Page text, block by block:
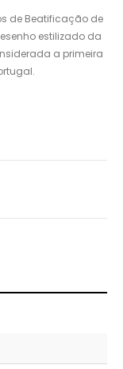
de Beatificação de
estilizado da
a primeira